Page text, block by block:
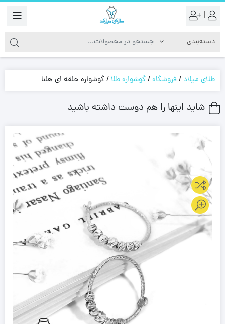
|
طلای میلاد /فروشگاه/گوشواره طلا/گوشواره حلقه ای هلنا
شاید اینها را هم دوست داشته باشید